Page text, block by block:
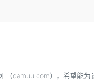
（damuu.com），希望能为